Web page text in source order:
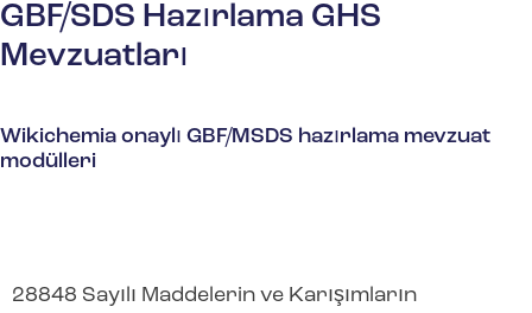
GBF/SDS Hazırlama GHS
Mevzuatları
Wikichemia onaylı GBF/MSDS hazırlama mevzuat
modülleri
28848 Sayılı Maddelerin ve Karışımların